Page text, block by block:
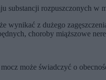
substancji rozpuszczonych w
wynikać z dużego
choroby miąższowe
może świadczyć o